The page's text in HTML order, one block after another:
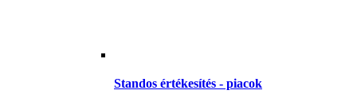
Standos értékesítés - piacok